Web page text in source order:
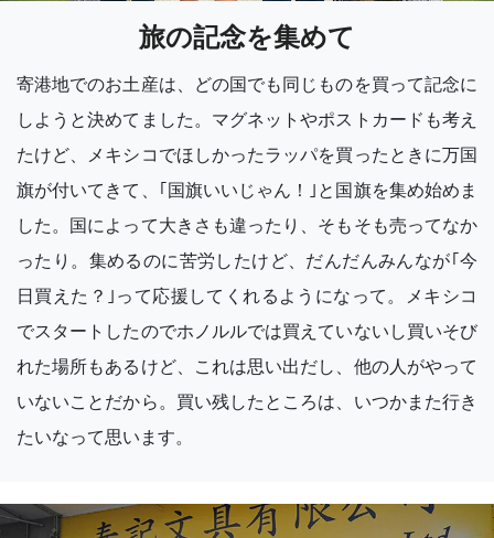
旅の記念を集めて
寄港地でのお土産は、どの国でも同じものを買って記念に
しようと決めてました。マグネットやポストカードも考え
たけど、メキシコでほしかったラッパを買ったときに万国
旗が付いてきて、｢国旗いいじゃん！｣と国旗を集め始めま
した。国によって大きさも違ったり、そもそも売ってなか
ったり。集めるのに苦労したけど、だんだんみんなが｢今
日買えた？｣って応援してくれるようになって。メキシコ
でスタートしたのでホノルルでは買えていないし買いそび
れた場所もあるけど、これは思い出だし、他の人がやって
いないことだから。買い残したところは、いつかまた行き
たいなって思います。